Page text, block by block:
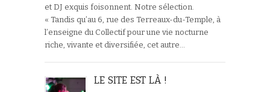
et DJ exquis foisonnent. Notre sélection.
« Tandis qu’au 6, rue des Terreaux-du-Temple, à
l’enseigne du Collectif pour une vie nocturne
riche, vivante et diversifiée, cet autre…
LE SITE EST LÀ !